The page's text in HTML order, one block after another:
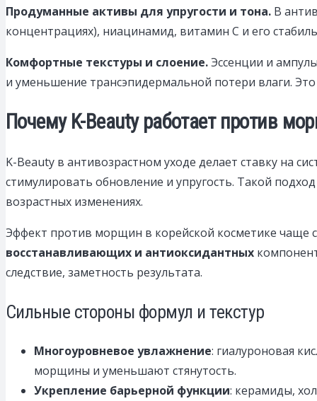
Продуманные активы для упругости и тона. В
концентрациях), ниацинамид, витамин C и его
Комфортные текстуры и слоение.Эссенции и
и уменьшение трансэпидермальной потери влаги.
Почему K-Beauty работает против
K-Beauty в антивозрастном уходе делает ставку на
стимулировать обновление и упругость. Такой
возрастных изменениях.
Эффект против морщин в корейской косметике чаще
восстанавливающих и антиоксидантных
следствие, заметность результата.
Сильные стороны формул и текстур
Многоуровневое увлажнение: гиалуроновая
морщины и уменьшают стянутость.
Укрепление барьерной функции: керамиды,